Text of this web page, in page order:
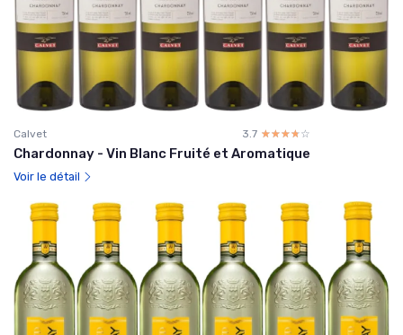
Calvet 3.7 ☆☆☆☆☆
★★★★★
Chardonnay - Vin Blanc Fruité et Aromatique
Voir le détail